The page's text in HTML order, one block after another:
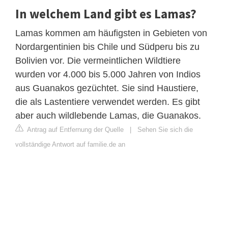
In welchem Land gibt es Lamas?
Lamas kommen am häufigsten in Gebieten von
Nordargentinien bis Chile und Südperu bis zu
Bolivien vor. Die vermeintlichen Wildtiere
wurden vor 4.000 bis 5.000 Jahren von Indios
aus Guanakos gezüchtet. Sie sind Haustiere,
die als Lastentiere verwendet werden. Es gibt
aber auch wildlebende Lamas, die Guanakos.
Antrag auf Entfernung der Quelle | Sehen Sie sich die
vollständige Antwort auf familie.de an